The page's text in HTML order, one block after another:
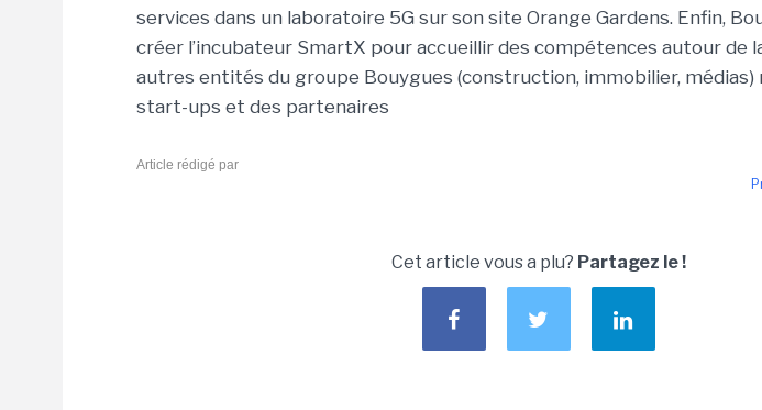
services dans un laboratoire 5G sur son site Orange Gardens. Enfin,
créer l’incubateur SmartX pour accueillir des compétences autour de
autres entités du groupe Bouygues (construction, immobilier, médias)
start-ups et des partenaires
Article rédigé par
Cet article vous a plu? Partagez le !